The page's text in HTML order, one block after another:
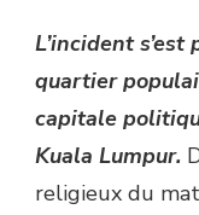
L’incident
quartier
capitale
Kuala Lumpur.
religieux du